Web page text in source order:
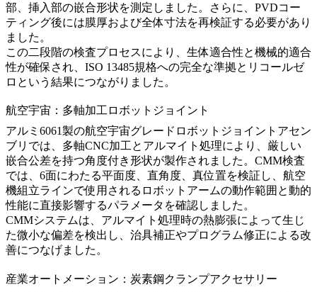
部、挿入部の嵌合形状を測定しました。さらに、PVDコー
ティング後には膜厚および全体寸法を再検証する必要があり
ました。
この二段階の検査プロセスにより、生体適合性と機械的適合
性が確保され、ISO 13485規格への完全な準拠とリコールゼ
ロという結果につながりました。
航空宇宙：多軸加工ロボットジョイント
アルミ6061製の航空宇宙グレードロボットジョイントアセン
ブリでは、 多軸CNC加工とアルマイト処理により、厳しい
嵌合公差を持つ角度付き形状が製作されました。CMM検査
では、6面にわたる平面度、直角度、真位置を検証し、航空
機組立ラインで使用されるロボットアームの動作範囲と動的
性能に直接影響するパラメータを確認しました。
CMMシステムは、アルマイト処理時の熱膨張によって生じ
た微小な偏差を検出し、治具補正やプログラム修正による改
善につなげました。
産業オートメーション：炭素鋼クランプアクセサリー